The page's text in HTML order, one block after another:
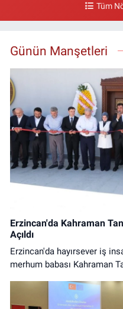
Tüm
Günün Manşetleri
Erzincan'da Kahraman
Açıldı
Erzincan'da hayırsever iş
merhum babası Kahraman